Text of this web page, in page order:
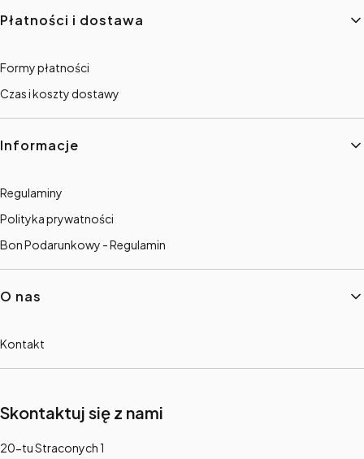
Płatności i dostawa
Formy płatności
Czas i koszty dostawy
Informacje
Regulaminy
Polityka prywatności
Bon Podarunkowy - Regulamin
O nas
Kontakt
Skontaktuj się z nami
Adres:
20-tu Straconych 1